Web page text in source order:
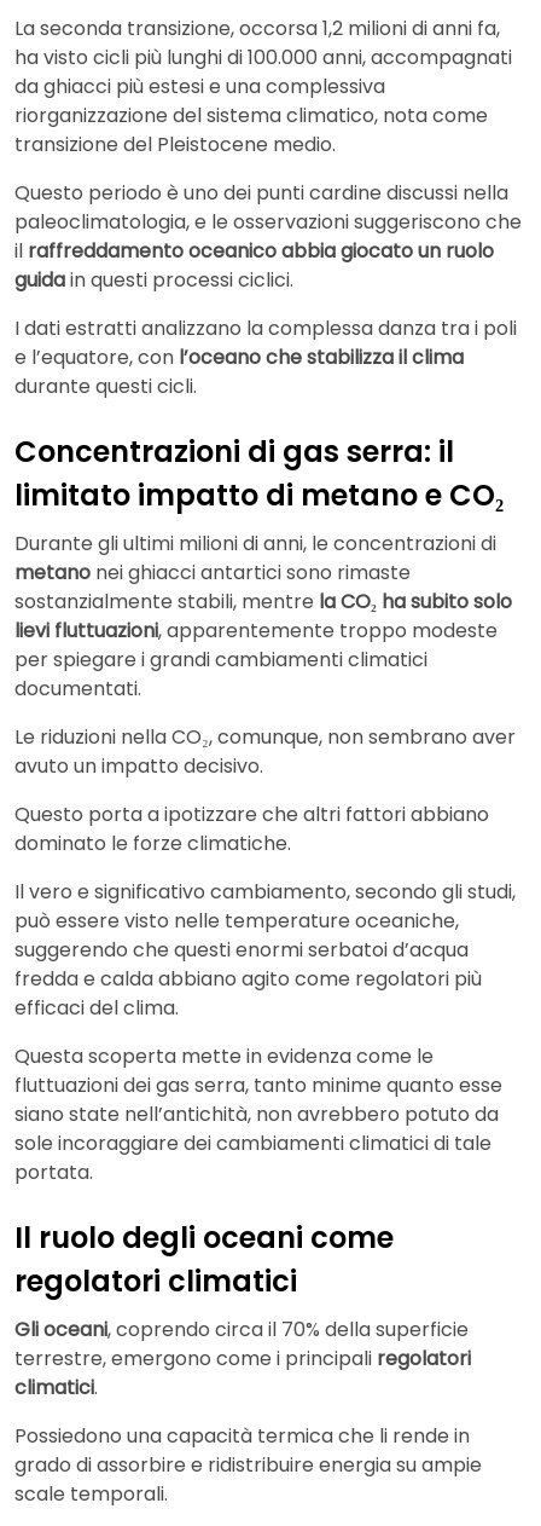
La seconda transizione, occorsa 1,2 milioni di anni fa,
ha visto cicli più lunghi di 100.000 anni, accompagnati
da ghiacci più estesi e una complessiva
riorganizzazione del sistema climatico, nota come
transizione del Pleistocene medio.
Questo periodo è uno dei punti cardine discussi nella
paleoclimatologia, e le osservazioni suggeriscono che
il raffreddamento oceanico abbia giocato un ruolo
guidain questi processi ciclici.
I dati estratti analizzano la complessa danza tra i poli
e l’equatore, con l’oceano che stabilizza il clima
durante questi cicli.
Concentrazioni di gas serra: il
limitato impatto di metano e CO₂
Durante gli ultimi milioni di anni, le concentrazioni di
metano nei ghiacci antartici sono rimaste
sostanzialmente stabili, mentre la CO₂ ha subito solo
lievi fluttuazioni, apparentemente troppo modeste
per spiegare i grandi cambiamenti climatici
documentati.
Le riduzioni nella CO₂, comunque, non sembrano aver
avuto un impatto decisivo.
Questo porta a ipotizzare che altri fattori abbiano
dominato le forze climatiche.
Il vero e significativo cambiamento, secondo gli studi,
può essere visto nelle temperature oceaniche,
suggerendo che questi enormi serbatoi d’acqua
fredda e calda abbiano agito come regolatori più
efficaci del clima.
Questa scoperta mette in evidenza come le
fluttuazioni dei gas serra, tanto minime quanto esse
siano state nell’antichità, non avrebbero potuto da
sole incoraggiare dei cambiamenti climatici di tale
portata.
Il ruolo degli oceani come
regolatori climatici
Gli oceani, coprendo circa il 70% della superficie
terrestre, emergono come i principali regolatori
climatici.
Possiedono una capacità termica che li rende in
grado di assorbire e ridistribuire energia su ampie
scale temporali.